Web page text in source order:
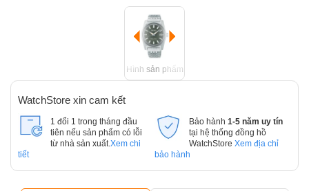
Hình sản phẩm
WatchStore xin cam kết
1 đổi 1 trong tháng đầu
tiên nếu sản phẩm có lỗi
từ nhà sản xuất. Xem chi
tiết
Bảo hành 1-5 năm uy tín
tại hệ thống đồng hồ
WatchStore Xem địa chỉ
bảo hành